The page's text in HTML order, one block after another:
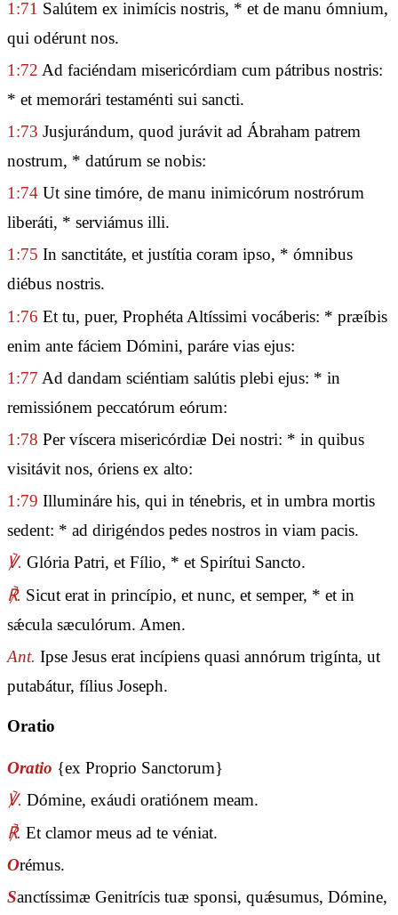
1:71 Salútem ex inimícis nostris, * et de manu ómnium,
qui odérunt nos.
1:72 Ad faciéndam misericórdiam cum pátribus nostris:
* et memorári testaménti sui sancti.
1:73 Jusjurándum, quod jurávit ad Ábraham patrem
nostrum, * datúrum se nobis:
1:74 Ut sine timóre, de manu inimicórum nostrórum
liberáti, * serviámus illi.
1:75 In sanctitáte, et justítia coram ipso, * ómnibus
diébus nostris.
1:76 Et tu, puer, Prophéta Altíssimi vocáberis: * præíbis
enim ante fáciem Dómini, paráre vias ejus:
1:77 Ad dandam sciéntiam salútis plebi ejus: * in
remissiónem peccatórum eórum:
1:78 Per víscera misericórdiæ Dei nostri: * in quibus
visitávit nos, óriens ex alto:
1:79 Illumináre his, qui in ténebris, et in umbra mortis
sedent: * ad dirigéndos pedes nostros in viam pacis.
℣. Glória Patri, et Fílio, * et Spirítui Sancto.
℟. Sicut erat in princípio, et nunc, et semper, * et in
sǽcula sæculórum. Amen.
Ant. Ipse Jesus erat incípiens quasi annórum trigínta, ut
putabátur, fílius Joseph.
Oratio
Oratio {ex Proprio Sanctorum}
℣. Dómine, exáudi oratiónem meam.
℟. Et clamor meus ad te véniat.
Orémus.
Sanctíssimæ Genitrícis tuæ sponsi, quǽsumus, Dómine,